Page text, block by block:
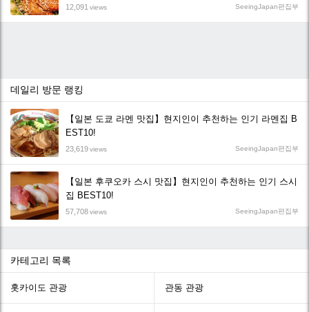
12,091 views SeeingJapan편집부
데일리 방문 랭킹
【일본 도쿄 라멘 맛집】현지인이 추천하는 인기 라멘집 B
EST10!
23,619views SeeingJapan편집부
【일본 후쿠오카 스시 맛집】현지인이 추천하는 인기 스시
집 BEST10!
57,708views SeeingJapan편집부
카테고리 목록
홋카이도 관광 관동 관광